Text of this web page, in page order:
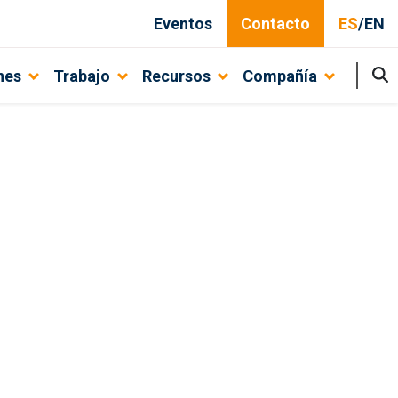
Eventos Contacto ES/EN
Trabajo Recursos Compañía